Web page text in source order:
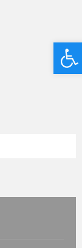
Deschide bara de unelte